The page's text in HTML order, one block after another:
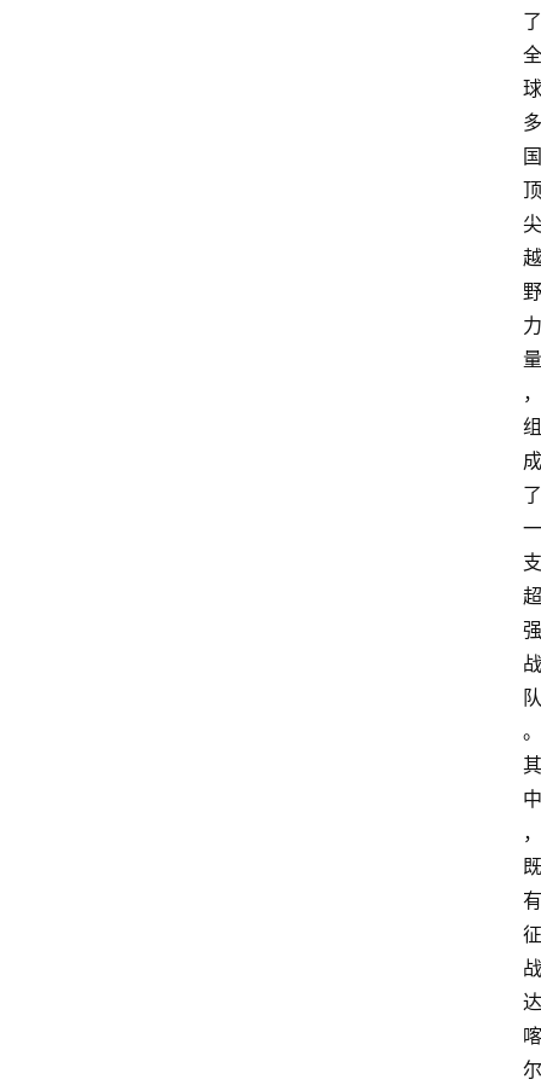
了
全
球
多
国
顶
尖
越
野
力
量
，
组
成
了
一
支
超
强
战
队
。
其
中
，
既
有
征
战
达
喀
尔